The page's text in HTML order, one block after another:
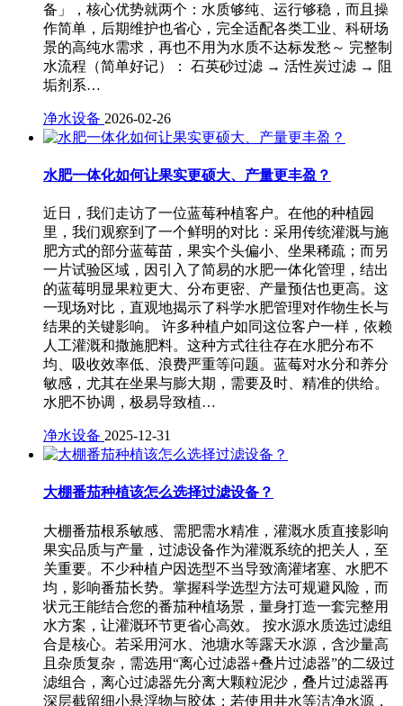
备」，核心优势就两个：水质够纯、运行够稳，而且操
作简单，后期维护也省心，完全适配各类工业、科研场
景的高纯水需求，再也不用为水质不达标发愁～ 完整制
水流程（简单好记）： 石英砂过滤 → 活性炭过滤 → 阻
垢剂系…
净水设备 2026-02-26
水肥一体化如何让果实更硕大、产量更丰盈？
近日，我们走访了一位蓝莓种植客户。在他的种植园
里，我们观察到了一个鲜明的对比：采用传统灌溉与施
肥方式的部分蓝莓苗，果实个头偏小、坐果稀疏；而另
一片试验区域，因引入了简易的水肥一体化管理，结出
的蓝莓明显果粒更大、分布更密、产量预估也更高。这
一现场对比，直观地揭示了科学水肥管理对作物生长与
结果的关键影响。 许多种植户如同这位客户一样，依赖
人工灌溉和撒施肥料。这种方式往往存在水肥分布不
均、吸收效率低、浪费严重等问题。蓝莓对水分和养分
敏感，尤其在坐果与膨大期，需要及时、精准的供给。
水肥不协调，极易导致植…
净水设备 2025-12-31
大棚番茄种植该怎么选择过滤设备？
大棚番茄根系敏感、需肥需水精准，灌溉水质直接影响
果实品质与产量，过滤设备作为灌溉系统的把关人，至
关重要。不少种植户因选型不当导致滴灌堵塞、水肥不
均，影响番茄长势。掌握科学选型方法可规避风险，而
状元王能结合您的番茄种植场景，量身打造一套完整用
水方案，让灌溉环节更省心高效。 按水源水质选过滤组
合是核心。若采用河水、池塘水等露天水源，含沙量高
且杂质复杂，需选用“离心过滤器+叠片过滤器”的二级过
滤组合，离心过滤器先分离大颗粒泥沙，叠片过滤器再
深层截留细小悬浮物与胶体；若使用井水等洁净水源，